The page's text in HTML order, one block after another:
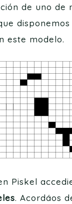
de uno
este modelo.
Piskel
. Acordáos